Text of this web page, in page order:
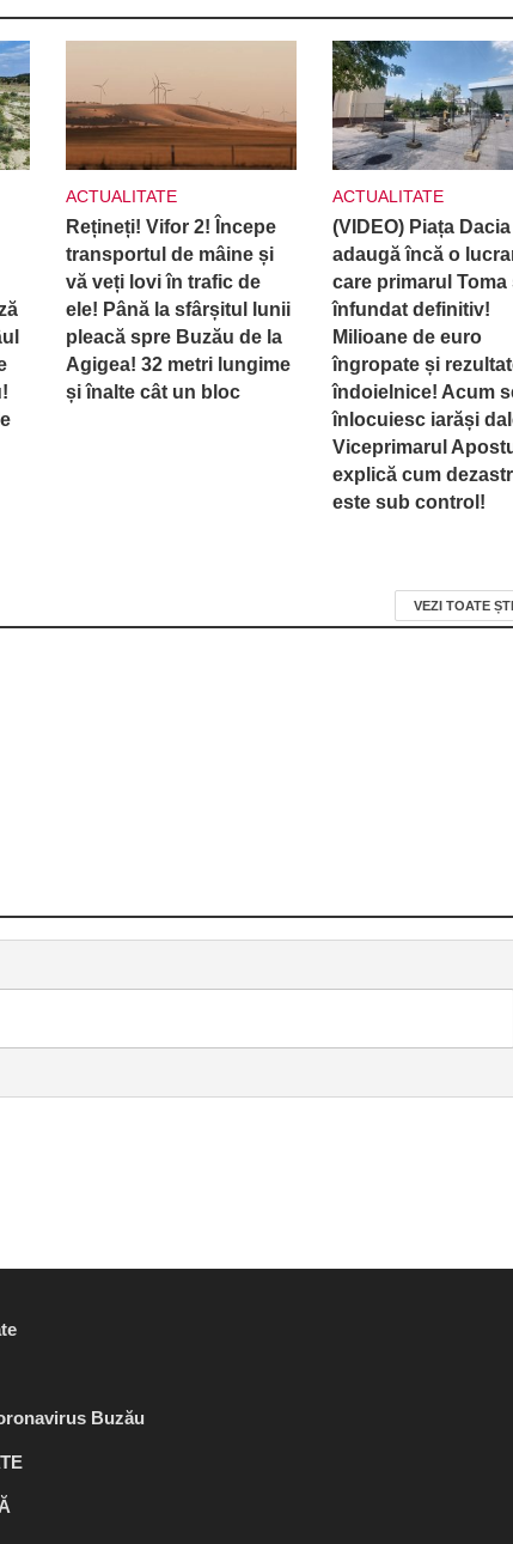
ACTUALITATE
Rețineți! Vifor 2! Începe
transportul de mâine și
vă veți lovi în trafic de
ele! Până la sfârșitul lunii
pleacă spre Buzău de la
Agigea! 32 metri lungime
și înalte cât un bloc
ACTUALITATE
(VIDEO) Piața Dacia
adaugă încă o
care primarul Toma
înfundat definitiv!
Milioane de euro
îngropate și
îndoielnice! Acum
înlocuiesc iarăși
Viceprimarul
explică cum
este sub control!
VEZI TOATE
Buzău